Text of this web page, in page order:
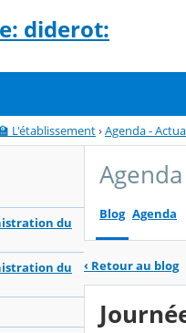
diderot:
L'établissement›Agenda -
du
du
Blog Agenda
‹ Retour au blog